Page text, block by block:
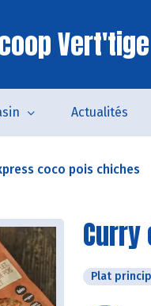
Actualités
coco pois chiches
Plat